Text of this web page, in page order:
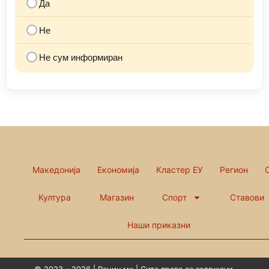
Да
Не
Не сум информиран
Македонија Економија Кластер ЕУ Регион
Култура Магазин Спорт Ставови
Наши приказни